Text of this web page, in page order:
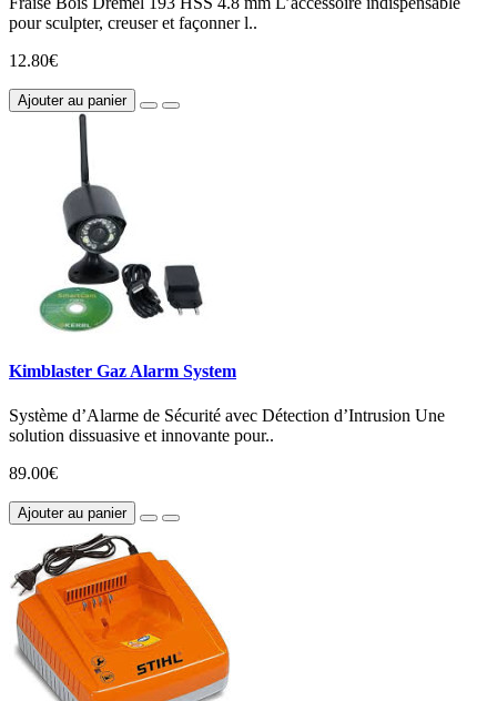
pour sculpter, creuser et façonner l..
12.80€
Ajouter au panier
Kimblaster Gaz Alarm System
Système d’Alarme de Sécurité avec Détection d’Intrusion Une
solution dissuasive et innovante pour..
89.00€
Ajouter au panier